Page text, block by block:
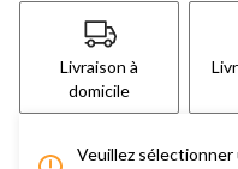
Livraison à
domicile
Veuillez sélectionner